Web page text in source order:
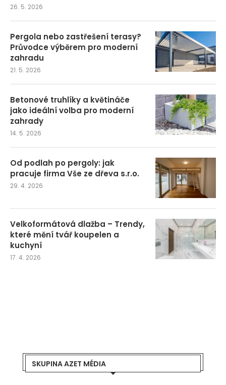
26. 5. 2026
Pergola nebo zastřešení terasy?
Průvodce výběrem pro moderní
zahradu
21. 5. 2026
Betonové truhlíky a květináče
jako ideální volba pro moderní
zahrady
14. 5. 2026
Od podlah po pergoly: jak
pracuje firma Vše ze dřeva s.r.o.
29. 4. 2026
Velkoformátová dlažba – Trendy,
které mění tvář koupelen a
kuchyní
17. 4. 2026
SKUPINA AZET MÉDIA